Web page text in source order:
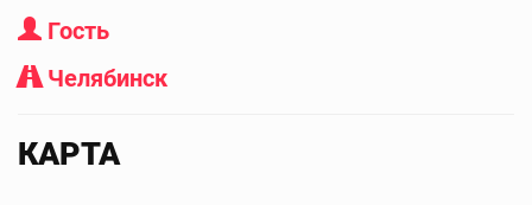
Гость
Челябинск
КАРТА